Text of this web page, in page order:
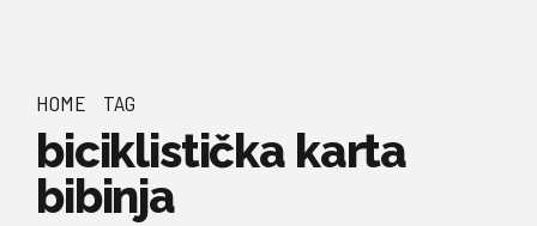
HOME TAG
biciklistička karta
bibinja